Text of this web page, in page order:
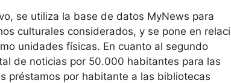
se utiliza la base de datos MyNews para
culturales considerados, y se pone en
unidades físicas. En cuanto al segundo
de noticias por 50.000 habitantes para las
préstamos por habitante a las bibliotecas